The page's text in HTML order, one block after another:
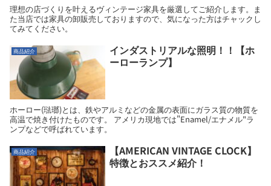
理想の店づくりを叶えるヴィンテージ家具を厳選してご紹介します。ま
た当店では家具の卸販売しておりますので、気になった方はチャックし
てみてください。
商品紹介
インダストリアルな照明！！【ホ
ーローランプ】
ホーロー(琺瑯)とは、鉄やアルミなどの金属の表面にガラス質の物質を
高温で焼き付けたものです。 アメリカ現地では"Enamel/エナメル"ラ
ンプなどで呼ばれています。
商品紹介
【AMERICAN VINTAGE CLOCK】
特徴とおススメ紹介！